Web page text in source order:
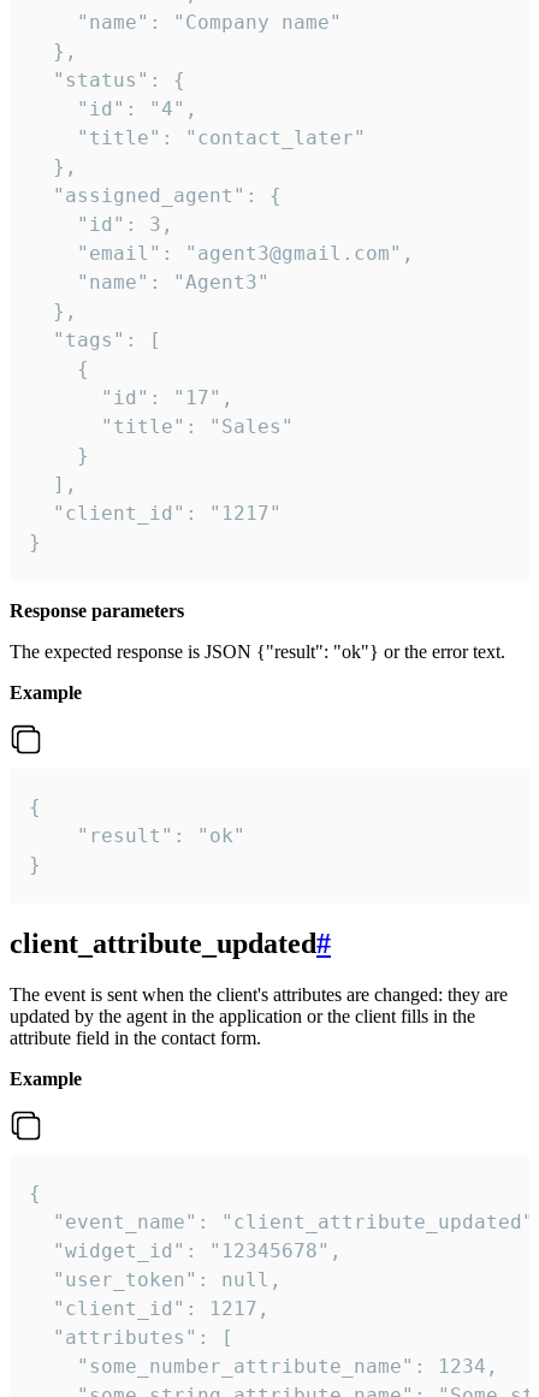
    "name": "Company name"
  },
  "status": {
    "id": "4",
    "title": "contact_later"
  },
  "assigned_agent": {
    "id": 3,
    "email": "agent3@gmail.com",
    "name": "Agent3"
  },
  "tags": [
    {
      "id": "17",
      "title": "Sales"
    }
  ],
  "client_id": "1217"
}
Response parameters
The expected response is JSON {"result": "ok"} or the error text.
Example
{
    "result": "ok"
}
client_attribute_updated#
The event is sent when the client's attributes are changed: they are
updated by the agent in the application or the client fills in the
attribute field in the contact form.
Example
{
"event_name":
  "widget_id": "12345678",
  "user_token": null,
  "client_id": 1217,
  "attributes": [
    "some_number_attribute_name": 1234,